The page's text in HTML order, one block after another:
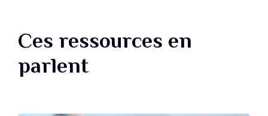
Ces ressources en
parlent